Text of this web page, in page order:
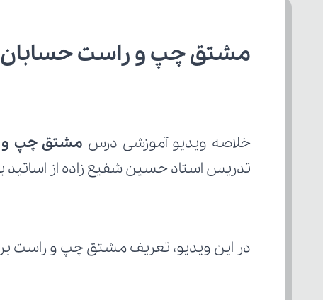
مشتق چپ و راست حسابان 2 دوازدهم ریاضی
خلاصه ویدیو آموزشی درس مشتق چپ و
تدریس استاد حسین شفیع زاده از اساتید
در این ویدیو، تعریف مشتق چپ و راست